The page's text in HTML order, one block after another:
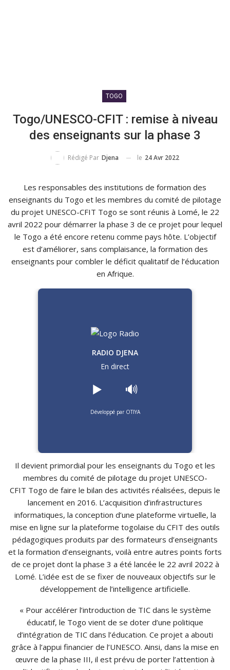
TOGO
Togo/UNESCO-CFIT : remise à niveau
des enseignants sur la phase 3
Rédigé Par Djena le 24 Avr 2022
Les responsables des institutions de formation des
enseignants du Togo et les membres du comité de pilotage
du projet UNESCO-CFIT Togo se sont réunis à Lomé, le 22
avril 2022 pour démarrer la phase 3 de ce projet pour lequel
le Togo a été encore retenu comme pays hôte. L’objectif
est d’améliorer, sans complaisance, la formation des
enseignants pour combler le déficit qualitatif de l’éducation
en Afrique.
RADIO DJENA
En direct
▶️ 🔊
Développé par OTIYA
Il devient primordial pour les enseignants du Togo et les
membres du comité de pilotage du projet UNESCO-
CFIT Togo de faire le bilan des activités réalisées, depuis le
lancement en 2016. L’acquisition d’infrastructures
informatiques, la conception d’une plateforme virtuelle, la
mise en ligne sur la plateforme togolaise du CFIT des outils
pédagogiques produits par des formateurs d’enseignants
et la formation d’enseignants, voilà entre autres points forts
de ce projet dont la phase 3 a été lancée le 22 avril 2022 à
Lomé. L’idée est de se fixer de nouveaux objectifs sur le
développement de l’intelligence artificielle.
« Pour accélérer l’introduction de TIC dans le système
éducatif, le Togo vient de se doter d’une politique
d’intégration de TIC dans l’éducation. Ce projet a abouti
grâce à l’appui financier de l’UNESCO. Ainsi, dans la mise en
œuvre de la phase III, il est prévu de porter l’attention à